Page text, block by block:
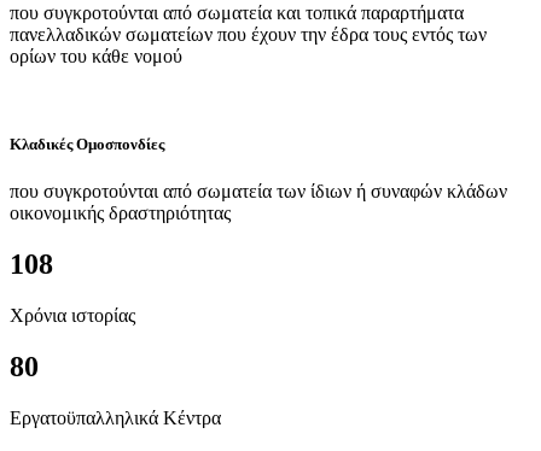
που συγκροτούνται από σωματεία και τοπικά παραρτήματα
πανελλαδικών σωματείων που έχουν την έδρα τους εντός των
ορίων του κάθε νομού
Κλαδικές Ομοσπονδίες
που συγκροτούνται από σωματεία των ίδιων ή συναφών κλάδων
οικονομικής δραστηριότητας
108
Χρόνια ιστορίας
80
Εργατοϋπαλληλικά Κέντρα